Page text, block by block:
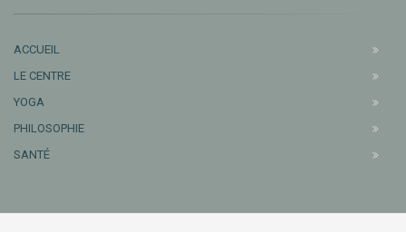
ACCUEIL
LE CENTRE
YOGA
PHILOSOPHIE
SANTÉ